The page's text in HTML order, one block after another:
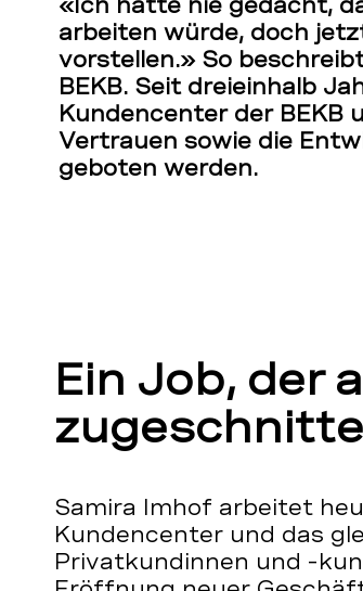
«Ich hätte nie gedacht,
arbeiten würde, doch
vorstellen.» So
BEKB. Seit dreieinhalb
Kundencenter der BEKB
Vertrauen sowie die
geboten werden.
Ein Job, der
Samira Imhof arbeitet
Kundencenter und das
Privatkundinnen und -